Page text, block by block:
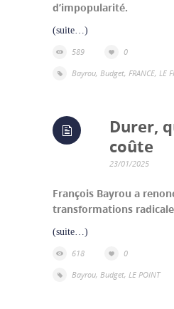
d’impopularité.
(suite…)
589
0
Bayrou, Budget, FRANCE, LE
Durer,
coûte
23/01/2025
François Bayrou a
transformations
(suite…)
618
0
Bayrou, Budget, LE POINT